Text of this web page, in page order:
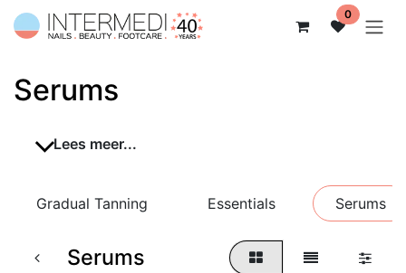
Overslaan naar inhoud 0
Serums
Lees meer...
Gradual Tanning Essentials Serums
Serums